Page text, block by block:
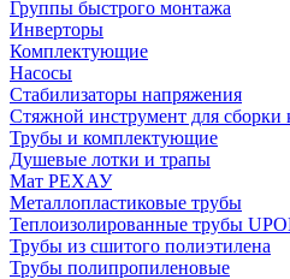
Группы быстрого монтажа
Инверторы
Комплектующие
Насосы
Стабилизаторы напряжения
Стяжной инструмент для сборки
Трубы и комплектующие
Душевые лотки и трапы
Мат РЕХАУ
Металлопластиковые трубы
Теплоизолированные трубы
Трубы из сшитого полиэтилена
Трубы полипропиленовые